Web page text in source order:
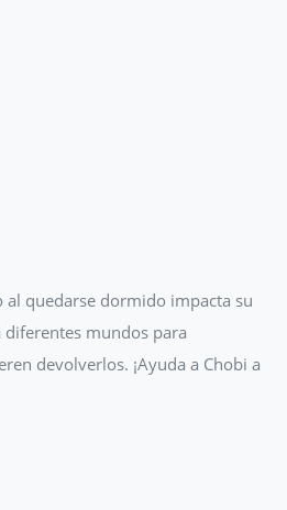
al quedarse dormido impacta su
mundos para
devolverlos. ¡Ayuda a Chobi a